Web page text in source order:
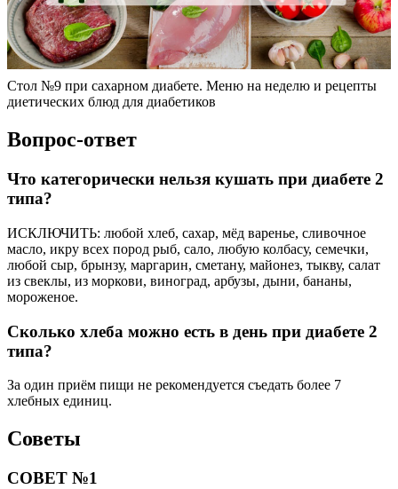
Стол №9 при сахарном диабете. Меню на неделю и рецепты
диетических блюд для диабетиков
Вопрос-ответ
Что категорически нельзя кушать при диабете 2
типа?
ИСКЛЮЧИТЬ: любой хлеб, сахар, мёд варенье, сливочное
масло, икру всех пород рыб, сало, любую колбасу, семечки,
любой сыр, брынзу, маргарин, сметану, майонез, тыкву, салат
из свеклы, из моркови, виноград, арбузы, дыни, бананы,
мороженое.
Сколько хлеба можно есть в день при диабете 2
типа?
За один приём пищи не рекомендуется съедать более 7
хлебных единиц.
Советы
СОВЕТ №1